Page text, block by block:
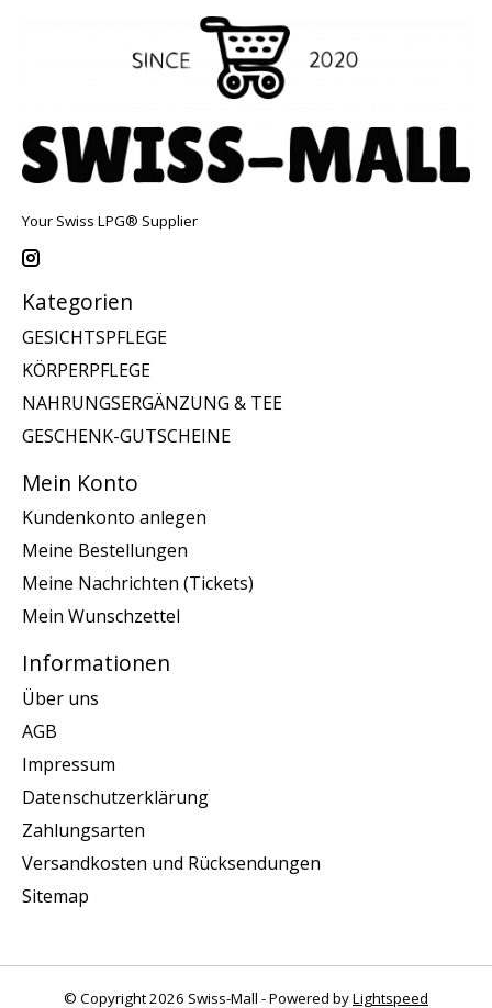
Your Swiss LPG® Supplier
Kategorien
GESICHTSPFLEGE
KÖRPERPFLEGE
NAHRUNGSERGÄNZUNG & TEE
GESCHENK-GUTSCHEINE
Mein Konto
Kundenkonto anlegen
Meine Bestellungen
Meine Nachrichten (Tickets)
Mein Wunschzettel
Informationen
Über uns
AGB
Impressum
Datenschutzerklärung
Zahlungsarten
Versandkosten und Rücksendungen
Sitemap
© Copyright 2026 Swiss-Mall - Powered byLightspeed